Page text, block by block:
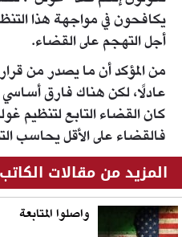
يكافحون في مواجهة هذا
أجل التهجم على القضاء.
من المؤكد أن ما يصدر من
عادلًا، لكن هناك فارق
كان القضاء التابع لتنظيم
فالقضاء على الأقل يحاسب
المزيد من مقالات الكاتب
واصلوا المتابعة